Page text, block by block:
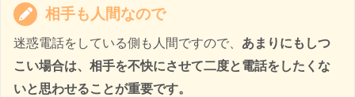
相手も人間なので
迷惑電話をしている側も人間ですので、 あまりにもしつ
こい場合は、相手を不快にさせて二度と電話をしたくな
いと思わせることが重要です。